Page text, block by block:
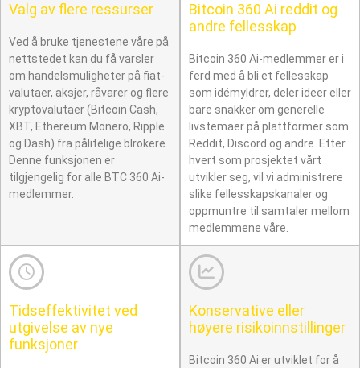
Valg av flere ressurser
Ved å bruke tjenestene våre på
nettstedet kan du få varsler
om handelsmuligheter på fiat-
valutaer, aksjer, råvarer og flere
kryptovalutaer (Bitcoin Cash,
XBT, Ethereum Monero, Ripple
og Dash) fra pålitelige blrokere.
Denne funksjonen er
tilgjengelig for alle BTC 360 Ai-
medlemmer.
Bitcoin 360 Ai reddit og
andre fellesskap
Bitcoin 360 Ai-medlemmer er i
ferd med å bli et fellesskap
som idémyldrer, deler ideer eller
bare snakker om generelle
livstemaer på plattformer som
Reddit, Discord og andre. Etter
hvert som prosjektet vårt
utvikler seg, vil vi administrere
slike fellesskapskanaler og
oppmuntre til samtaler mellom
medlemmene våre.
Tidseffektivitet ved
utgivelse av nye
funksjoner
Konservative eller
høyere risikoinnstillinger
Bitcoin 360 Ai er utviklet for å